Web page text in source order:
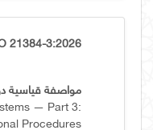
21384-3:2026
مواصفة قياسية
— Part 3:
Procedures